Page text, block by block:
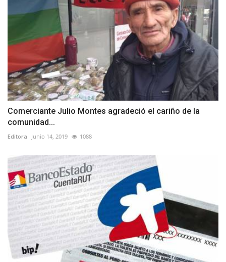
Comerciante Julio Montes agradeció el cariño de la
comunidad...
Editora Junio 14, 2019 1088